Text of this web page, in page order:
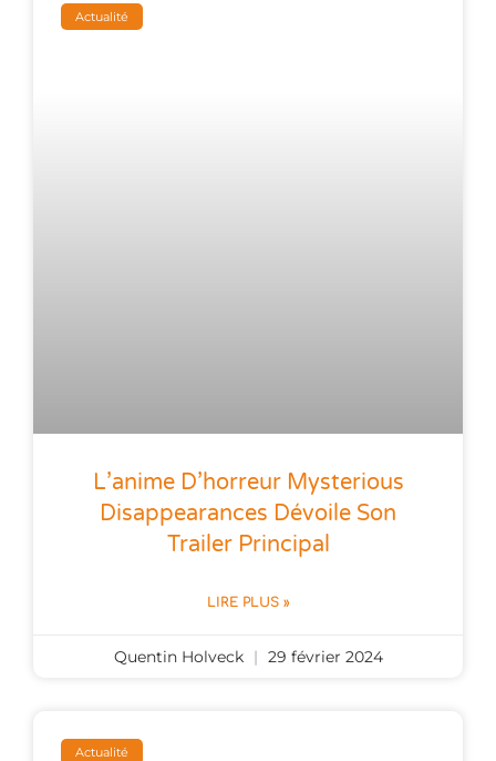
Actualité
L’anime D’horreur Mysterious
Disappearances Dévoile Son
Trailer Principal
LIRE PLUS »
Quentin Holveck 29 février 2024
Actualité